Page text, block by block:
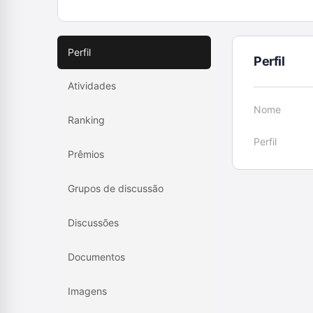
Perfil
Atividades
Ranking
Prêmios
Grupos de discussão
Discussões
Documentos
Imagens
Perfil
Nome
Perfil